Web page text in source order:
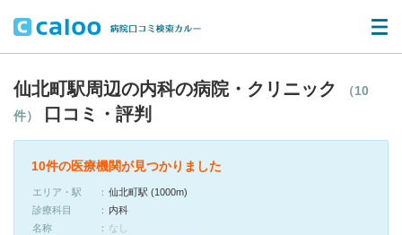
仙北町駅周辺の内科の病院・クリニック
（10
件）
口コミ・評判
10件の医療機関が見つかりました
エリア・駅
仙北町駅 (1000m)
診療科目
内科
名称
なし